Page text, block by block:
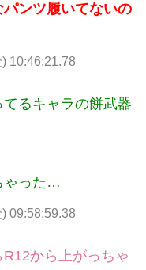
ンツ履いてないの
10:46:21.78
るキャラの餅武器
ゃった…
09:58:59.38
から上がっちゃ